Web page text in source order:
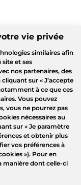
vie privée
similaires afin
site et ses
nos partenaires, des
cliquant sur « J’accepte
à ce que ces
Vous pouvez
vous ne pourrez pas
nécessaires au
sur « Je paramètre
et obtenir plus
vos préférences à
»). Pour en
manière dont celle-ci